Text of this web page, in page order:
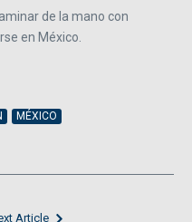
de la mano con
en México.
MÉXICO
Article